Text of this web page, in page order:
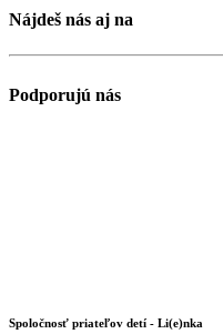
Nájdeš nás aj na
Podporujú nás
Spoločnosť priateľov detí - Li(e)nka